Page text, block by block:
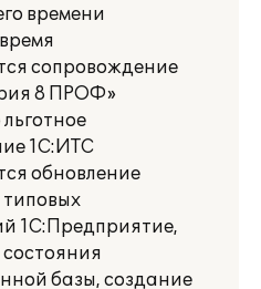
времени
сопровождение
8 ПРОФ»
1С:ИТС
обновление
1С:Предприятие,
базы, создание